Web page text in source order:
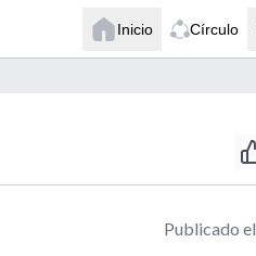
Inicio Círculo
Publicado